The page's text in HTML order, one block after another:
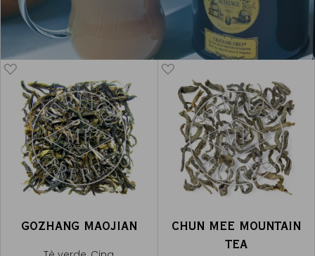
GOZHANG MAOJIAN
CHUN MEE MOUNTAIN
TEA